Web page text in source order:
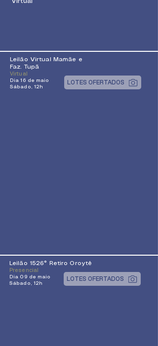
Leilão Virtual Mamãe e
Faz. Tupã
Virtual
Dia 16 de maio
Sábado, 12h
LOTES OFERTADOS
Leilão 1526° Retiro Oroytê
Presencial
Dia 09 de maio
Sábado, 12h
LOTES OFERTADOS